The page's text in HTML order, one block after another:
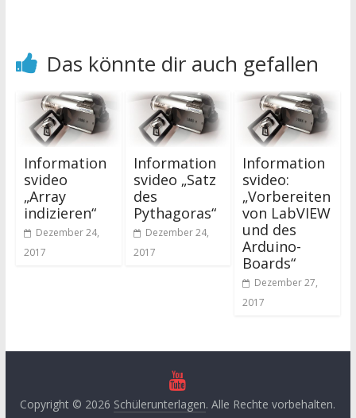
Das könnte dir auch gefallen
Information
svideo
„Array
indizieren“
Dezember 24,
2017
Information
svideo „Satz
des
Pythagoras“
Dezember 24,
2017
Information
svideo:
„Vorbereiten
von LabVIEW
und des
Arduino-
Boards“
Dezember 27,
2017
Copyright © 2026 Schülerunterlagen. Alle Rechte vorbehalten.